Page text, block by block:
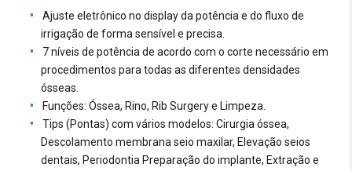
01 Suporte das pontas TIP
01 Chave de fenda Phillips
01 Tampão de silicone
Ajuste eletrônico no display da potência e do fluxo de
irrigação de forma sensível e precisa.
7 níveis de potência de acordo com o corte necessário em
procedimentos para todas as diferentes densidades
ósseas.
Funções: Óssea, Rino, Rib Surgery e Limpeza.
Tips (Pontas) com vários modelos: Cirurgia óssea,
Descolamento membrana seio maxilar, Elevação seios
dentais, Periodontia Preparação do implante, Extração e